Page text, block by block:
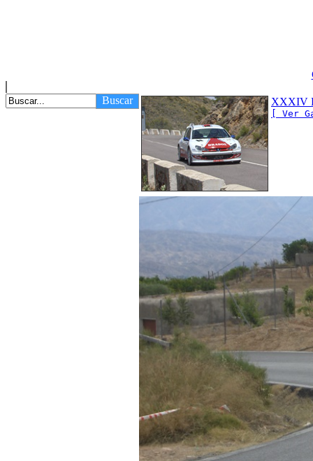
Buscar XXXIV
[ Ver